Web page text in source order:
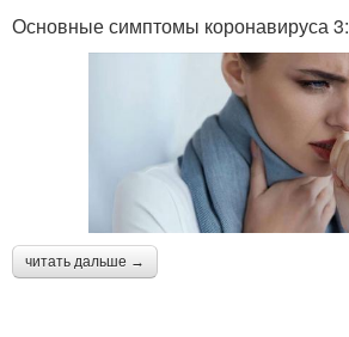
Основные симптомы коронавируса 3:
читать дальше →